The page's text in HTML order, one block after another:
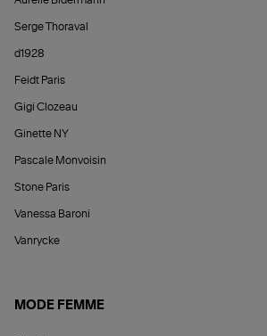
Serge Thoraval
d1928
Feidt Paris
Gigi Clozeau
Ginette NY
Pascale Monvoisin
Stone Paris
Vanessa Baroni
Vanrycke
MODE FEMME